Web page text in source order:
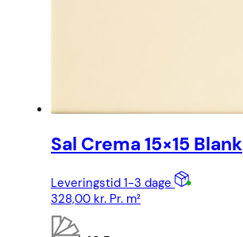
Sal Crema 15×15 Blank
Leveringstid 1-3 dage
328,00 kr. Pr. m²